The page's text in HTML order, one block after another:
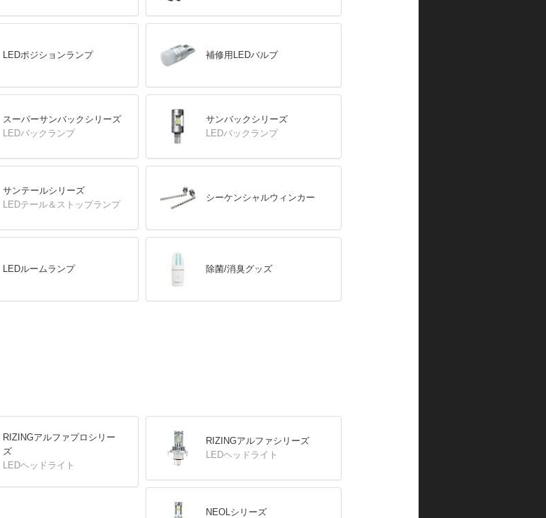
LEDポジションランプ 補修用LEDバルブ
スーパーサンバックシリーズ
LEDバックランプ
サンバックシリーズ
LEDバックランプ
サンテールシリーズ
LEDテール＆ストップランプ
シーケンシャルウィンカー
LEDルームランプ 除菌/消臭グッズ
RIZINGアルファプロシリー
ズ
LEDヘッドライト
RIZINGアルファシリーズ
LEDヘッドライト
NEOLシリーズ